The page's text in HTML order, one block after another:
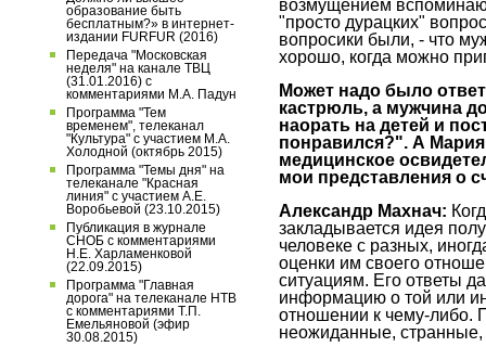
возмущением
"просто дурацких"
вопросики были, - что
хорошо, когда можно
Может надо было
кастрюль, а мужчина
наорать на детей и
понравился?". А
медицинское
мои представления о
Александр Махнач:
закладывается идея
человеке с разных,
оценки им своего
ситуациям. Его ответы
информацию о той или
отношении к чему-либо.
неожиданные, странные,
образование быть
бесплатным?» в интернет-
издании FURFUR (2016)
Передача "Московская
неделя" на канале ТВЦ
(31.01.2016) с
комментариями М.А. Падун
Программа "Тем
временем", телеканал
"Культура" с участием М.А.
Холодной (октябрь 2015)
Программа "Темы дня" на
телеканале "Красная
линия" с участием А.Е.
Воробьевой (23.10.2015)
Публикация в журнале
СНОБ с комментариями
Н.Е. Харламенковой
(22.09.2015)
Программа "Главная
дорога" на телеканале НТВ
с комментариями Т.П.
Емельяновой (эфир
30.08.2015)